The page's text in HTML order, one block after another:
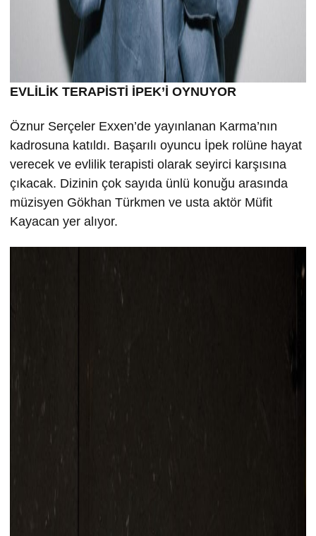
EVLİLİK TERAPİSTİ İPEK’İ OYNUYOR
Öznur Serçeler Exxen’de yayınlanan Karma’nın
kadrosuna katıldı. Başarılı oyuncu İpek rolüne hayat
verecek ve evlilik terapisti olarak seyirci karşısına
çıkacak. Dizinin çok sayıda ünlü konuğu arasında
müzisyen Gökhan Türkmen ve usta aktör Müfit
Kayacan yer alıyor.